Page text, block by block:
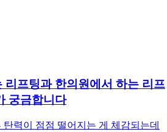
리프팅과 한의원에서 하는 리프
궁금합니다
력이 점점 떨어지는 게 체감되는데